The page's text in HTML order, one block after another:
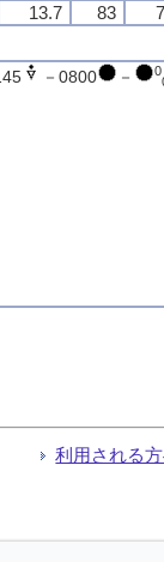
13.7 83
－0800 － 0
利用される